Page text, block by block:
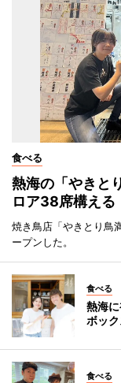
食べる
熱海の「やきと
ロア38席構える
焼き鳥店「やきとり鳥
ープンした。
食べる
熱海
ボッ
食べる